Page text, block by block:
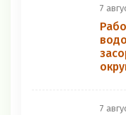
7
7